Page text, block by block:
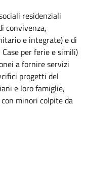
residenziali
convivenza,
e integrate) e di
per ferie e simili)
a fornire servizi
progetti del
e loro famiglie,
minori colpite da